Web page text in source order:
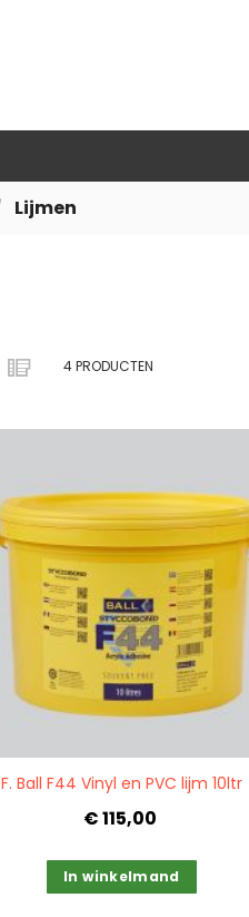
Lijmen
TONEN
ALS
Foto-
Lijst
4PRODUCTEN
F. Ball F44 Vinyl en PVC lijm 10ltr
€ 115,00
In winkelmand